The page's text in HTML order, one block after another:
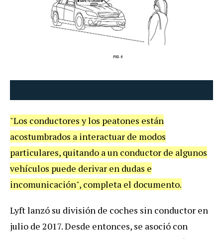
"Los conductores ylos peatones están
acostumbrados a interactuar de modos
particulares, quitando aun conductor de algunos
vehículos puede derivar en dudas e
incomunicación", completa el documento.
Lyftlanzó su división de coches sin conductor en
julio de 2017.Desde entonces, se asoció con